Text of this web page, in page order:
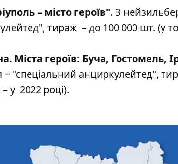
– місто героїв". З
тираж – до 100 000 шт. (у
Міста героїв: Буча, Гостомель,
‒ "спеціальний анциркулейтед",
у 2022 році).